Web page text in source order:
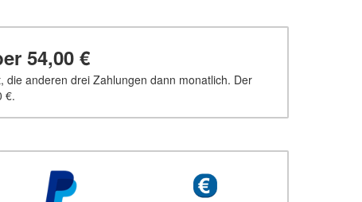
54,00 €
die anderen drei Zahlungen dann monatlich. Der
€.